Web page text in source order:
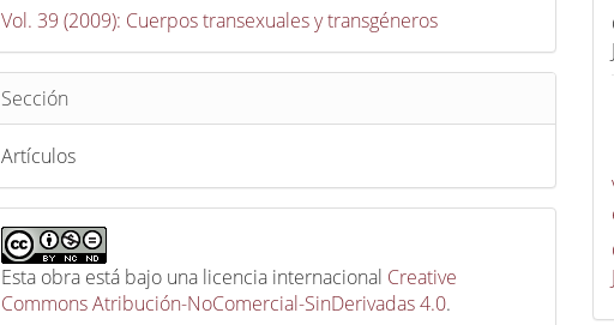
Vol. 39 (2009): Cuerpos transexuales y transgéneros
Sección
Artículos
Esta obra está bajo una licencia internacional Creative
Commons Atribución-NoComercial-SinDerivadas 4.0.
i